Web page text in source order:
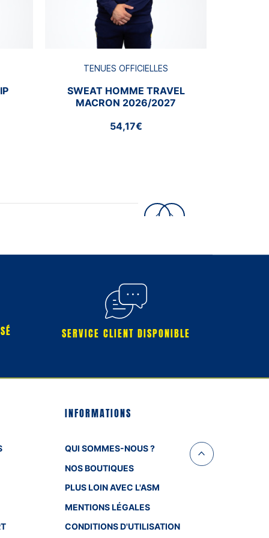
TENUES OFFICIELLES
SWEAT HOMME TRAVEL
MACRON 2026/2027
54,17€
SERVICE CLIENT DISPONIBLE
INFORMATIONS
QUI SOMMES-NOUS ?
NOS BOUTIQUES
PLUS LOIN AVEC L'ASM
MENTIONS LÉGALES
CONDITIONS D'UTILISATION